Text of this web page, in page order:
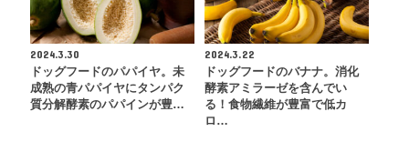
2024.3.30
ドッグフードのパパイヤ。未
成熟の青パパイヤにタンパク
質分解酵素のパパインが豊…
2024.3.22
ドッグフードのバナナ。消化
酵素アミラーゼを含んでい
る！食物繊維が豊富で低カ
ロ…